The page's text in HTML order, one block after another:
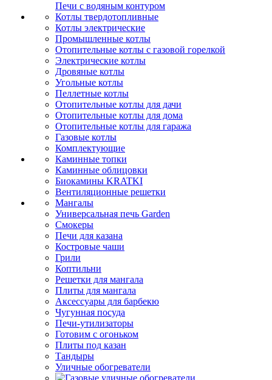
Печи с водяным контуром
Котлы твердотопливные
Котлы электрические
Промышленные котлы
Отопительные котлы с газовой горелкой
Электрические котлы
Дровяные котлы
Угольные котлы
Пеллетные котлы
Отопительные котлы для дачи
Отопительные котлы для дома
Отопительные котлы для гаража
Газовые котлы
Комплектующие
Каминные топки
Каминные облицовки
Биокамины KRATKI
Вентиляционные решетки
Мангалы
Универсальная печь Garden
Смокеры
Печи для казана
Костровые чаши
Грили
Коптильни
Решетки для мангала
Плиты для мангала
Аксессуары для барбекю
Чугунная посуда
Печи-утилизаторы
Готовим с огоньком
Плиты под казан
Тандыры
Уличные обогреватели